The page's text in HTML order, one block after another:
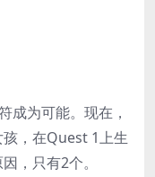
成为可能。现在，
，在Quest 1上生
，只有2个。